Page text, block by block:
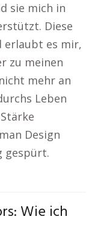
sie mich in
Diese
erlaubt es mir,
zu meinen
mehr an
Leben
Design
gespürt.
Wie ich